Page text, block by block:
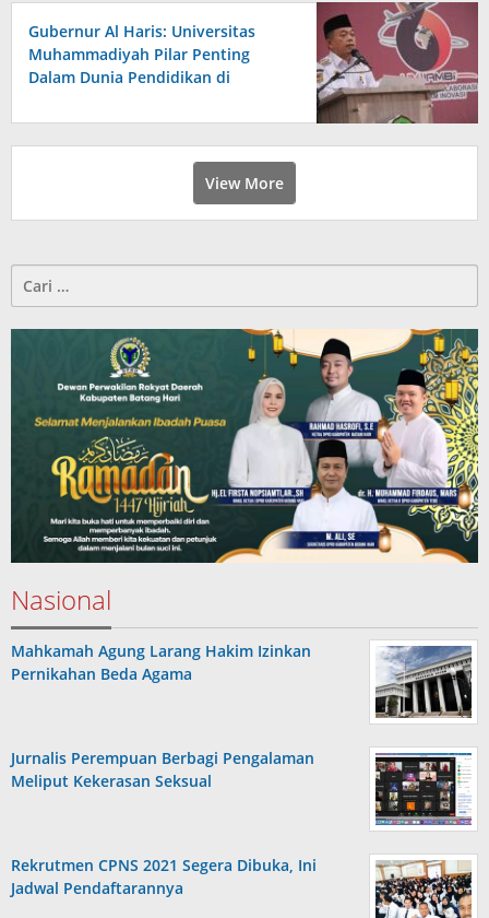
Gubernur Al Haris: Universitas
Muhammadiyah Pilar Penting
Dalam Dunia Pendidikan di
View More
Cari
untuk:
Nasional
Mahkamah Agung Larang Hakim Izinkan
Pernikahan Beda Agama
Jurnalis Perempuan Berbagi Pengalaman
Meliput Kekerasan Seksual
Rekrutmen CPNS 2021 Segera Dibuka, Ini
Jadwal Pendaftarannya